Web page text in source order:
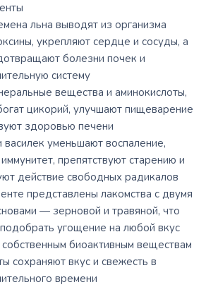
льна выводят из организма
укрепляют сердце и сосуды, а
болезни почек и
систему
вещества и аминокислоты,
цикорий, улучшают пищеварение
здоровью печени
василек уменьшают воспаление,
препятствуют старению и
действие свободных радикалов
представлены лакомства с двумя
— зерновой и травяной, что
угощение на любой вкус
биоактивным веществам
сохраняют вкус и свежесть в
времени